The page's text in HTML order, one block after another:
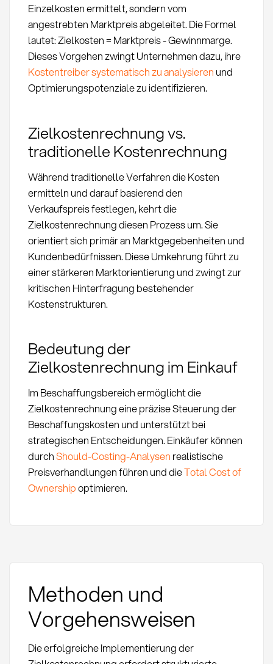
Einzelkosten ermittelt, sondern vom
angestrebten Marktpreis abgeleitet. Die Formel
lautet: Zielkosten = Marktpreis - Gewinnmarge.
Dieses Vorgehen zwingt Unternehmen dazu, ihre
Kostentreiber systematisch zu analysieren und
Optimierungspotenziale zu identifizieren.
Zielkostenrechnung vs.
traditionelle Kostenrechnung
Während traditionelle Verfahren die Kosten
ermitteln und darauf basierend den
Verkaufspreis festlegen, kehrt die
Zielkostenrechnung diesen Prozess um. Sie
orientiert sich primär an Marktgegebenheiten und
Kundenbedürfnissen. Diese Umkehrung führt zu
einer stärkeren Marktorientierung und zwingt zur
kritischen Hinterfragung bestehender
Kostenstrukturen.
Bedeutung der
Zielkostenrechnung im Einkauf
Im Beschaffungsbereich ermöglicht die
Zielkostenrechnung eine präzise Steuerung der
Beschaffungskosten und unterstützt bei
strategischen Entscheidungen. Einkäufer können
durchShould-Costing-Analysen realistische
Preisverhandlungen führen und dieTotal Cost of
Ownershipoptimieren.
Methoden und
Vorgehensweisen
Die erfolgreiche Implementierung der